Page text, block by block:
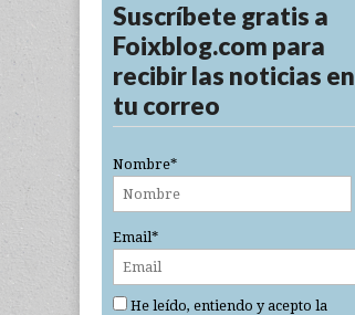
Suscríbete gratis a
Foixblog.com para
recibir las noticias en
tu correo
Nombre*
Email*
He leído, entiendo y acepto la